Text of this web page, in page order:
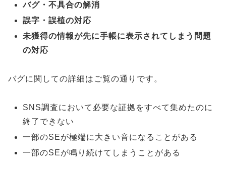
バグ・不具合の解消
誤字・誤植の対応
未獲得の情報が先に手帳に表示されてしまう問題
の対応
バグに関しての詳細はご覧の通りです。
SNS調査において必要な証拠をすべて集めたのに
終了できない
一部のSEが極端に大きい音になることがある
一部のSEが鳴り続けてしまうことがある